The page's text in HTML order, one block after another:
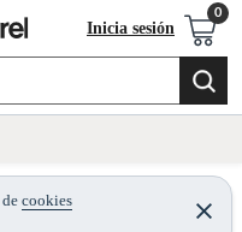
Inicia sesión
de cookies
C